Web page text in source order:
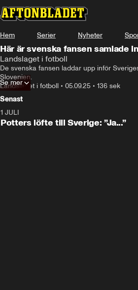
Hem Serier Nyheter
Här är svenska fansen samlade
Landslaget i fotboll
De svenska fansen laddar upp inför
Slovenien.
Landslaget i fotboll • 05.09.25 • 136 sek
Se mer
Senast
1 JULI
Potters löfte till Sverige: ”Ja...”